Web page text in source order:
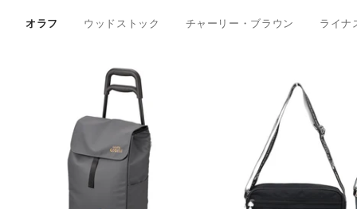
オラフ ウッドストック チャーリー・ブラウン ライナ